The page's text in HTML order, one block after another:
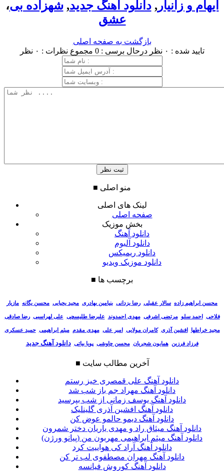
، ایهام و زانیار ,دانلود آهنگ جدید,شهزاده بی
عشق
بازگشت به صفحه اصلی
تایید شده : ۰ نظر
درحال برسی : 0 مجموع نظرات : ۰ نظر
■ منو اصلی
لینک های اصلی
صفحه اصلی
بخش موزیک
دانلود آهنگ
دانلود آلبوم
دانلود ریمیکس
دانلود موزیک ویدیو
■ برچسب ها
محسن ابراهیم زاده سالار عقیلی رضا یزدانی بنیامین بهادری مجید یحیایی محسن یگانه مازیار
فلاحی احمد سلو مرتضی اشرفی مهدی احمدوند علیرضا طلیسچی علی لهراسبی رضا صادقی
مجید خراطها افشین آذری کامران مولایی امیر علی مهدی مقدم میثم ابراهیمی حمید عسکری
فرزاد فرزین همایون شجریان محسن چاوشی پویا بیاتی دانلود آهنگ جدید
■ آخرین مطالب سایت
دانلود آهنگ علی قمصری خیز رستم
دانلود آهنگ مهراد جم باز شب شد
دانلود آهنگ یوسف زمانی از شب بپرسید
دانلود آهنگ افشین آذری گلینلیک
دانلود آهنگ دیمو حالمو عوض کن
دانلود آهنگ میثاق راد و مهدی یاریان دختر شمرون
دانلود آهنگ میثم ابراهیمی مهربون من (پیانو ورژن)
دانلود آهنگ آراد کی هواییت کرد
دانلود آهنگ مهران مصطفوی لب تر کن
دانلود آهنگ کوروش فیانسه